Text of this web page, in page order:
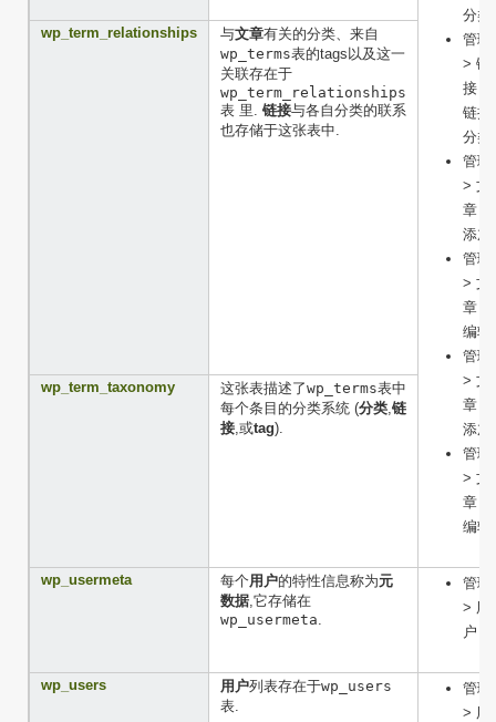
分类
管理
> 链
接 >
链接
分类
管理
> 文
章 >
添加
管理
> 文
章 >
编辑
管理
> 文
章 >
添加
管理
> 文
章 >
编辑
wp_term_relationships 与文章有关的分类、来自
wp_terms表的tags以及这一
关联存在于
wp_term_relationships
表 里. 链接与各自分类的联系
也存储于这张表中.
wp_term_taxonomy 这张表描述了wp_terms表中
每个条目的分类系统 (分类,链
接,或tag).
wp_usermeta 每个用户的特性信息称为元
数据,它存储在
wp_usermeta.
管理
> 用
户
wp_users 用户列表存在于wp_users
表.
管理
> 用